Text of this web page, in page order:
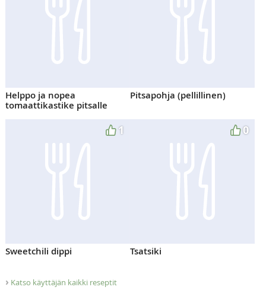
Helppo ja nopea
tomaattikastike pitsalle
Pitsapohja (pellillinen)
1
Sweetchili dippi
0
Tsatsiki
› Katso käyttäjän kaikki reseptit